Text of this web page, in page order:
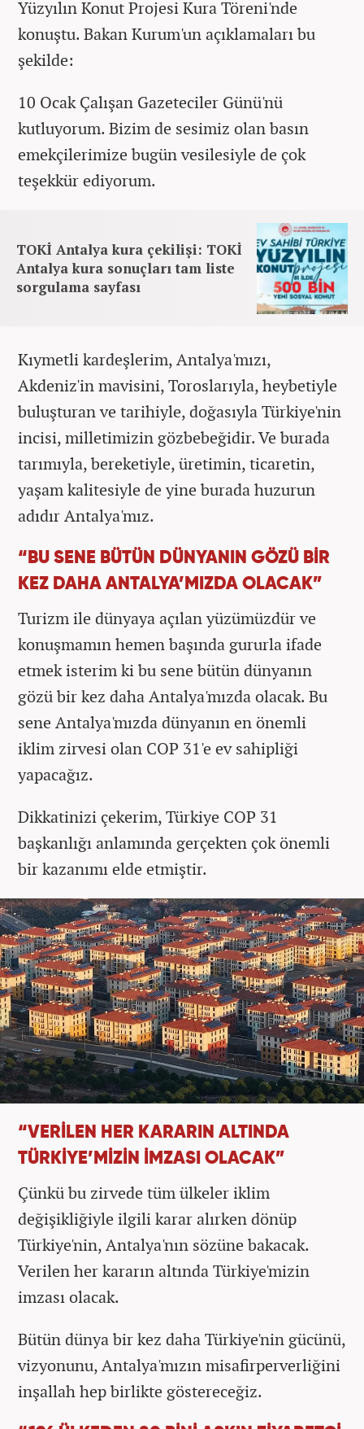
Yüzyılın Konut Projesi Kura Töreni'nde
konuştu. Bakan Kurum'un açıklamaları bu
şekilde:
10 Ocak Çalışan Gazeteciler Günü'nü
kutluyorum. Bizim de sesimiz olan basın
emekçilerimize bugün vesilesiyle de çok
teşekkür ediyorum.
TOKİ Antalya kura çekilişi: TOKİ
Antalya kura sonuçları tam liste
sorgulama sayfası
Kıymetli kardeşlerim, Antalya'mızı,
Akdeniz'in mavisini, Toroslarıyla, heybetiyle
buluşturan ve tarihiyle, doğasıyla Türkiye'nin
incisi, milletimizin gözbebeğidir. Ve burada
tarımıyla, bereketiyle, üretimin, ticaretin,
yaşam kalitesiyle de yine burada huzurun
adıdır Antalya'mız.
“BU SENE BÜTÜN DÜNYANIN GÖZÜ BİR
KEZ DAHA ANTALYA’MIZDA OLACAK”
Turizm ile dünyaya açılan yüzümüzdür ve
konuşmamın hemen başında gururla ifade
etmek isterim ki bu sene bütün dünyanın
gözü bir kez daha Antalya'mızda olacak. Bu
sene Antalya'mızda dünyanın en önemli
iklim zirvesi olan COP 31'e ev sahipliği
yapacağız.
Dikkatinizi çekerim, Türkiye COP 31
başkanlığı anlamında gerçekten çok önemli
bir kazanımı elde etmiştir.
“VERİLEN HER KARARIN ALTINDA
TÜRKİYE’MİZİN İMZASI OLACAK”
Çünkü bu zirvede tüm ülkeler iklim
değişikliğiyle ilgili karar alırken dönüp
Türkiye'nin, Antalya'nın sözüne bakacak.
Verilen her kararın altında Türkiye'mizin
imzası olacak.
Bütün dünya bir kez daha Türkiye'nin gücünü,
vizyonunu, Antalya'mızın misafirperverliğini
inşallah hep birlikte göstereceğiz.